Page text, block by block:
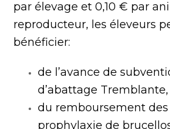
par élevage et 0,10 € par
reproducteur, les éleveurs
bénéficier:
de l’avance de
d’abattage Tremblante,
du remboursement
prophylaxie de